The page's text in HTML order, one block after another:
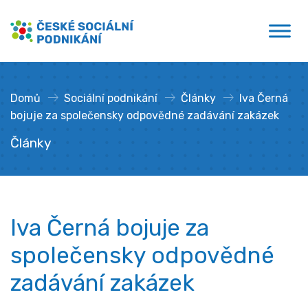
obsahu
České sociální podnikání
Domů » Sociální podnikání » Články »
Iva Černá
bojuje za společensky odpovědné zadávání zakázek
Články
Iva Černá bojuje za
společensky odpovědné
zadávání zakázek